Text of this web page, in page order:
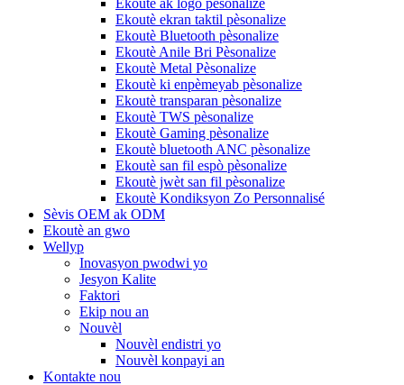
Ekoutè ak logo pèsonalize
Ekoutè ekran taktil pèsonalize
Ekoutè Bluetooth pèsonalize
Ekoutè Anile Bri Pèsonalize
Ekoutè Metal Pèsonalize
Ekoutè ki enpèmeyab pèsonalize
Ekoutè transparan pèsonalize
Ekoutè TWS pèsonalize
Ekoutè Gaming pèsonalize
Ekoutè bluetooth ANC pèsonalize
Ekoutè san fil espò pèsonalize
Ekoutè jwèt san fil pèsonalize
Ekoutè Kondiksyon Zo Personnalisé
Sèvis OEM ak ODM
Ekoutè an gwo
Wellyp
Inovasyon pwodwi yo
Jesyon Kalite
Faktori
Ekip nou an
Nouvèl
Nouvèl endistri yo
Nouvèl konpayi an
Kontakte nou